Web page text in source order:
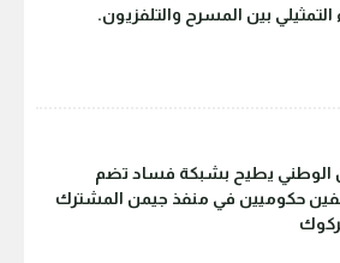
التمثيلي بين المسرح والتلفزيون.
الوطني يطيح بشبكة فساد تضم
حكوميين في منفذ جيمن المشترك